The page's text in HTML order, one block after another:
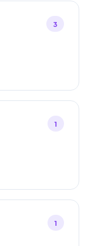
3
1
1